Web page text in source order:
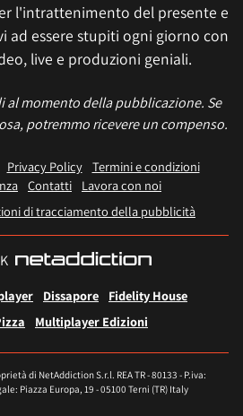
l'intrattenimento del presente e
ad essere stupiti ogni giorno con
live e produzioni geniali.
al momento della pubblicazione. Se
potremmo ricevere un compenso.
Privacy Policy
Termini e condizioni
Contatti
Lavora con noi
di tracciamento della pubblicità
Dissapore
Fidelity House
Multiplayer Edizioni
di NetAddiction S.r.l. REA TR - 80133 - P.iva:
Piazza Europa, 19 - 05100 Terni (TR) Italy